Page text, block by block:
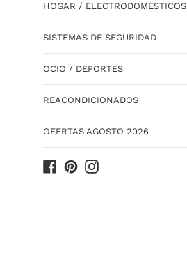
HOGAR / ELECTRODOMESTICOS
SISTEMAS DE SEGURIDAD
OCIO / DEPORTES
REACONDICIONADOS
OFERTAS AGOSTO 2026
Facebook
PinterestInstagram